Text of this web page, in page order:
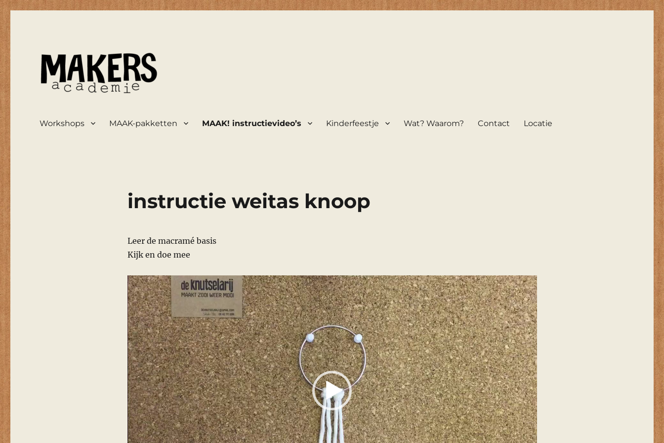
Workshops MAAK-pakketten MAAK! instructievideo’s Kinderfeestje Wat? Waarom? Contact Locatie
instructie weitas knoop
Leer de macramé basis
Kijk en doe mee
Videospeler